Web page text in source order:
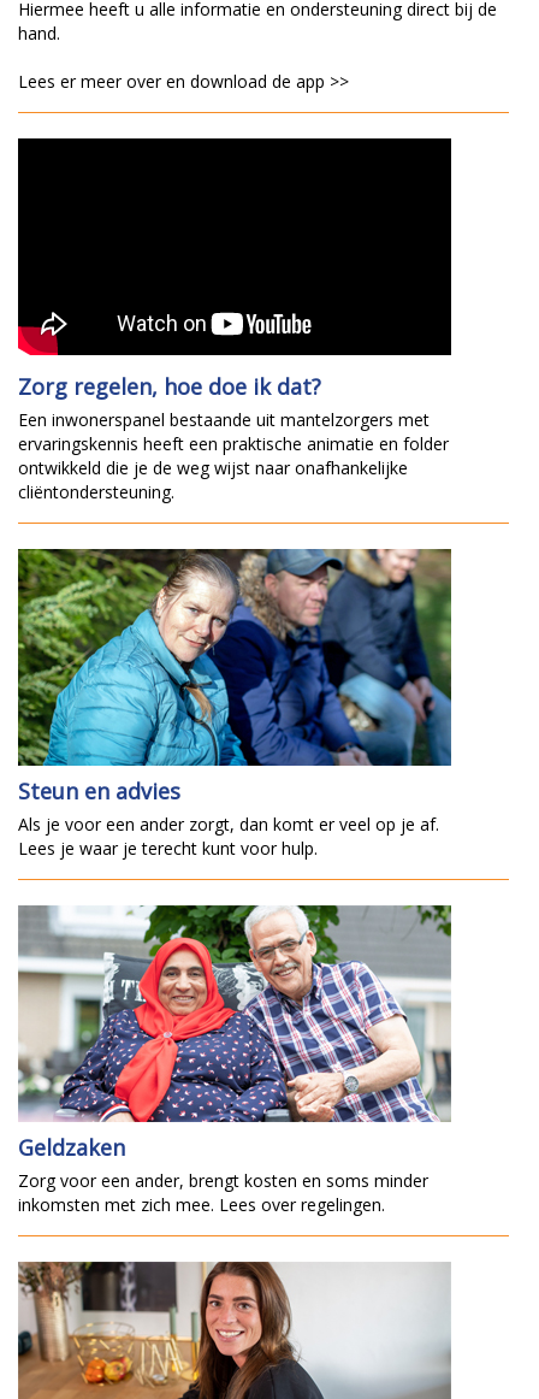
Hiermee heeft u alle informatie en ondersteuning direct bij de
hand.
Lees er meer over en download de app >>
Zorg regelen, hoe doe ik dat?
Een inwonerspanel bestaande uit mantelzorgers met
ervaringskennis heeft een praktische animatie en folder
ontwikkeld die je de weg wijst naar onafhankelijke
cliëntondersteuning.
Steun en advies
Als je voor een ander zorgt, dan komt er veel op je af.
Lees je waar je terecht kunt voor hulp.
Geldzaken
Zorg voor een ander, brengt kosten en soms minder
inkomsten met zich mee. Lees over regelingen.